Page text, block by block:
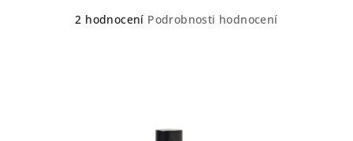
Průměrné
2 hodnocení Podrobnosti hodnocení